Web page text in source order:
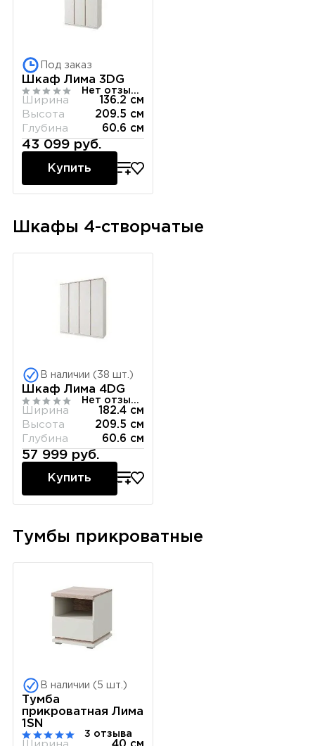
Под заказ
Шкаф Лима 3DG
Нет отзывов
Ширина
136.2 см
Высота
209.5 см
Глубина
60.6 см
43 099 руб.
Купить
Шкафы 4-створчатые
В наличии (38 шт.)
Шкаф Лима 4DG
Нет отзывов
Ширина
182.4 см
Высота
209.5 см
Глубина
60.6 см
57 999 руб.
Купить
Тумбы прикроватные
В наличии (5 шт.)
Тумба
прикроватная Лима
1SN
3 отзыва